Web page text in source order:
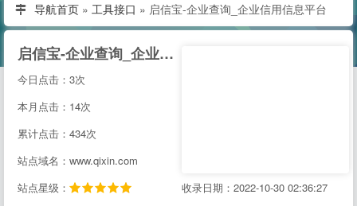
导航首页 » 工具接口 » 启信宝-企业查询_企业信用信息平台
启信宝-企业查询_企业信用信息平台
今日点击：3次
本月点击：14次
累计点击：434次
站点域名：www.qixin.com
站点星级：
收录日期：2022-10-30 02:36:27